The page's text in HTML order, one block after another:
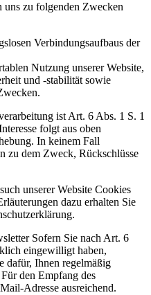
uns zu folgenden Zwecken
Verbindungsaufbaus der
Nutzung unserer Website,
und -stabilität sowie
ist Art. 6 Abs. 1 S. 1
folgt aus oben
In keinem Fall
zu dem Zweck, Rückschlüsse
unserer Website Cookies
dazu erhalten Sie
Sofern Sie nach Art. 6
eingewilligt haben,
dafür, Ihnen regelmäßig
den Empfang des
Adresse ausreichend.